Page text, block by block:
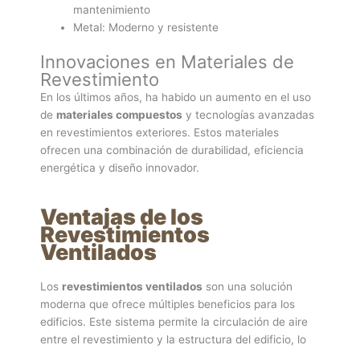
mantenimiento
Metal: Moderno y resistente
Innovaciones en Materiales de
Revestimiento
En los últimos años, ha habido un aumento en el uso
de materiales compuestos y tecnologías avanzadas
en revestimientos exteriores. Estos materiales
ofrecen una combinación de durabilidad, eficiencia
energética y diseño innovador.
Ventajas de los
Revestimientos
Ventilados
Los revestimientos ventilados son una solución
moderna que ofrece múltiples beneficios para los
edificios. Este sistema permite la circulación de aire
entre el revestimiento y la estructura del edificio, lo